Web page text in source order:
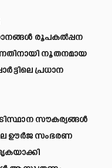
രൂപകൽപ്പന
നൂതനമായ
പ്രധാന
സൗകര്യങ്ങൾ
ഊർജ സംഭരണ